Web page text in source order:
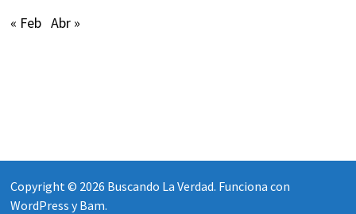
« Feb Abr »
Copyright © 2026 Buscando La Verdad. Funciona con
WordPress yBam.